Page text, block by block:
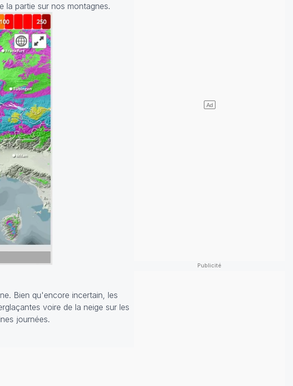
la partie sur nos montagnes.
Bien qu'encore incertain, les
voire de la neige sur les
journées.